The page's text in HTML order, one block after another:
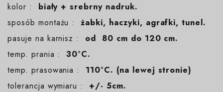
kolor : biały + srebrny nadruk.
sposób montażu :żabki, haczyki, agrafki, tunel.
pasuje na karnisz : od 80 cm do 120 cm.
temp. prania :30°C.
temp. prasowania : 110°C. (na lewej stronie)
tolerancja wymiaru :
+/- 5cm.